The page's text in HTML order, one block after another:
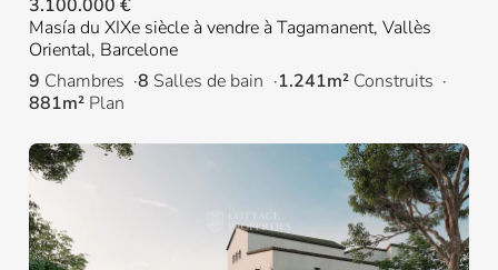
3.100.000 €
Masía du XIXe siècle à vendre à Tagamanent, Vallès
Oriental, Barcelone
9 Chambres 8 Salles de bain 1.241m² Construits
881m² Plan